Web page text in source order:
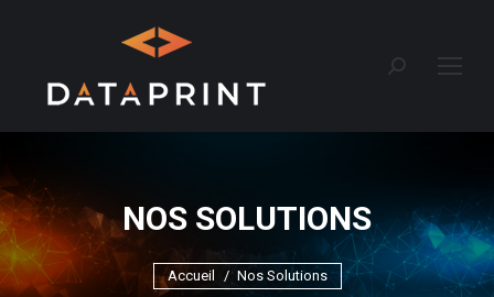
Recherche
NOS SOLUTIONS
Vous êtes ici :
Accueil Nos Solutions